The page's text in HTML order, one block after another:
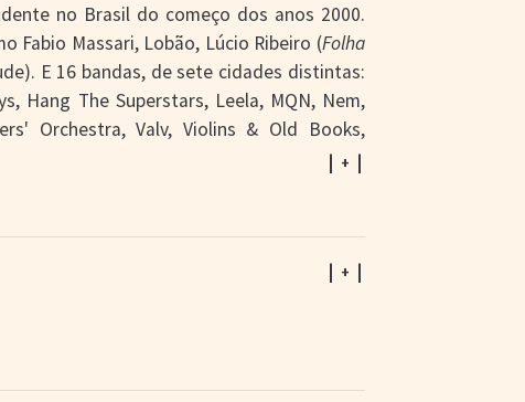
no Brasil do começo dos anos 2000.
Fabio Massari, Lobão, Lúcio Ribeiro (Folha
E 16 bandas, de sete cidades distintas:
Hang The Superstars, Leela, MQN, Nem,
Orchestra, Valv, Violins & Old Books,
horas de material. Lançado no começo de
| + |
| + |